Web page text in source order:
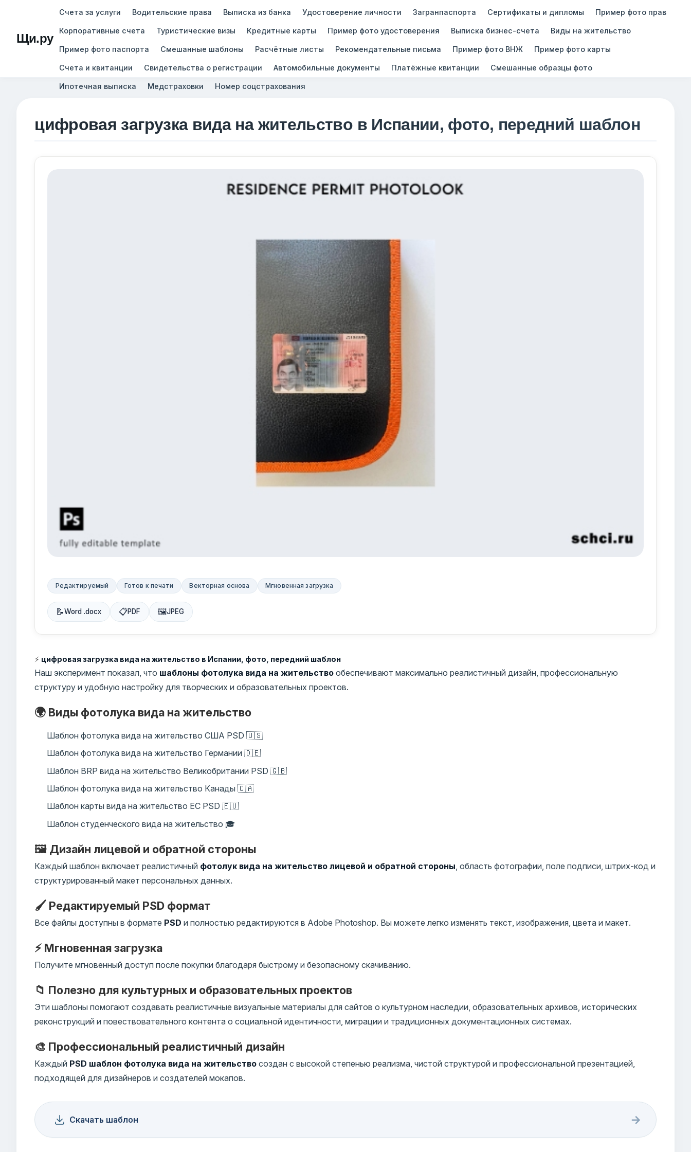
Щи.ру
Счета за услуги Водительские права Выписка из банка Удостоверение личности Загранпаспорта Сертификаты и дипломы Пример фото прав
Корпоративные счета Туристические визы Кредитные карты Пример фото удостоверения Выписка бизнес-счета Виды на жительство
Пример фото паспорта Смешанные шаблоны Расчётные листы Рекомендательные письма Пример фото ВНЖ Пример фото карты
Счета и квитанции Свидетельства о регистрации Автомобильные документы Платёжные квитанции Смешанные образцы фото
Ипотечная выписка Медстраховки Номер соцстрахования
цифровая загрузка вида на жительство в Испании, фото, передний шаблон
Редактируемый Готов к печати Векторная основа Мгновенная загрузка
📝Word .docx 📋PDF 🖼JPEG
⚡ цифровая загрузка вида на жительство в Испании, фото, передний шаблон
Наш эксперимент показал, что шаблоны фотолука вида на жительство обеспечивают максимально реалистичный дизайн, профессиональную
структуру и удобную настройку для творческих и образовательных проектов.
🌍 Виды фотолука вида на жительство
Шаблон фотолука вида на жительство США PSD 🇺🇸
Шаблон фотолука вида на жительство Германии 🇩🇪
Шаблон BRP вида на жительство Великобритании PSD 🇬🇧
Шаблон фотолука вида на жительство Канады 🇨🇦
Шаблон карты вида на жительство ЕС PSD 🇪🇺
Шаблон студенческого вида на жительство 🎓
🖼️ Дизайн лицевой и обратной стороны
Каждый шаблон включает реалистичный фотолук вида на жительство лицевой и обратной стороны , область фотографии, поле подписи, штрих-код и
структурированный макет персональных данных.
🖌️ Редактируемый PSD формат
Все файлы доступны в формате PSD и полностью редактируются в Adobe Photoshop. Вы можете легко изменять текст, изображения, цвета и макет.
⚡ Мгновенная загрузка
Получите мгновенный доступ после покупки благодаря быстрому и безопасному скачиванию.
📁 Полезно для культурных и образовательных проектов
Эти шаблоны помогают создавать реалистичные визуальные материалы для сайтов о культурном наследии, образовательных архивов, исторических
реконструкций и повествовательного контента о социальной идентичности, миграции и традиционных документационных системах.
🎨 Профессиональный реалистичный дизайн
Каждый PSD шаблон фотолука вида на жительство создан с высокой степенью реализма, чистой структурой и профессиональной презентацией,
подходящей для дизайнеров и создателей мокапов.
Скачать шаблон →